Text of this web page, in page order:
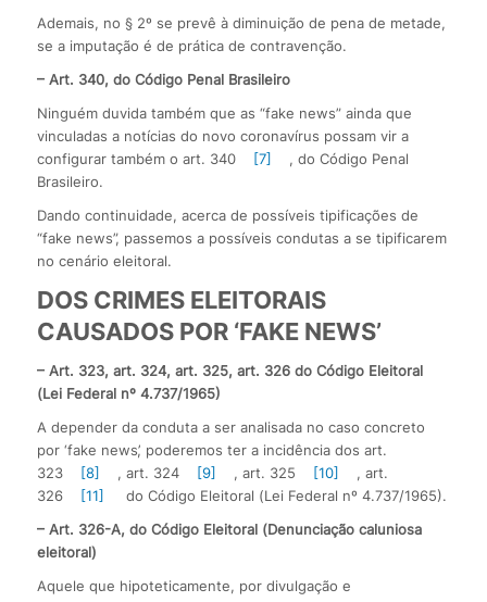
Ademais, no § 2º se prevê à diminuição de pena de metade,
se a imputação é de prática de contravenção.
– Art. 340, do Código Penal Brasileiro
Ninguém duvida também que as “fake news” ainda que
vinculadas a notícias do novo coronavírus possam vir a
configurar também o art. 340
[7]
, do Código Penal
Brasileiro.
Dando continuidade, acerca de possíveis tipificações de
“fake news”, passemos a possíveis condutas a se tipificarem
no cenário eleitoral.
DOS CRIMES ELEITORAIS
CAUSADOS POR ‘FAKE NEWS’
– Art. 323, art. 324, art. 325, art. 326 do Código Eleitoral
(Lei Federal nº 4.737/1965)
A depender da conduta a ser analisada no caso concreto
por ‘fake news’, poderemos ter a incidência dos art.
323
[8] , art. 324 [9] , art. 325 [10]
, art.
326
[11]
do Código Eleitoral (Lei Federal nº 4.737/1965).
– Art. 326-A, do Código Eleitoral (Denunciação caluniosa
eleitoral)
Aquele que hipoteticamente, por divulgação e